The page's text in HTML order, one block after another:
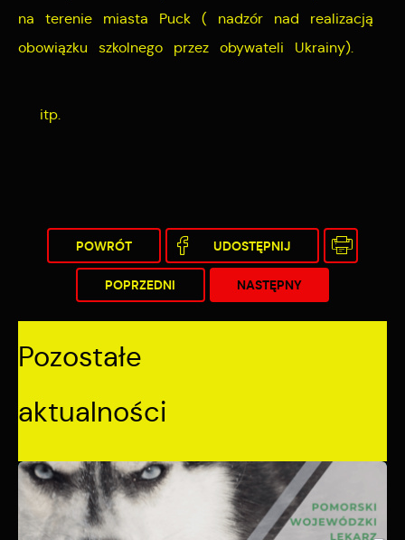
na terenie miasta Puck ( nadzór nad realizacją
obowiązku szkolnego przez obywateli Ukrainy).
itp.
POWRÓT UDOSTĘPNIJ
POPRZEDNI NASTĘPNY
Pozostałe
aktualności